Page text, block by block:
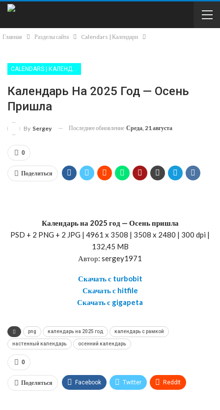
Главная Разделы сайта Calendars | Календари
Календарь На 2025 Год — Осень
Пришла
By Sergey Последнее обновление Среда, 21 августа
0
Поделиться
Календарь на 2025 год — Осень пришла
PSD + 2 PNG + 2 JPG | 4961 x 3508 | 3508 x 2480 | 300 dpi |
132,45 MB
Автор: sergey1971
Скачать с turbobit
Скачать с hitfile
Скачать с gigapeta
png календарь на 2025 год календарь с рамкой
настенный календарь осенний календарь
0
Поделиться Facebook Twitter ReddIt